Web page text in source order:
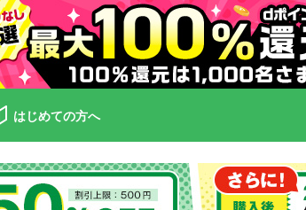
はじめての方へ